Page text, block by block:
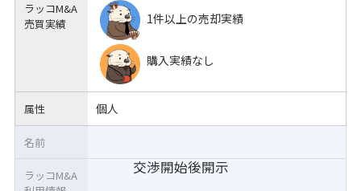
ラッコM&A
売買実績
1件以上の売却実績
購入実績なし
属性 個人
交渉開始後開示
名前
ラッコM&A